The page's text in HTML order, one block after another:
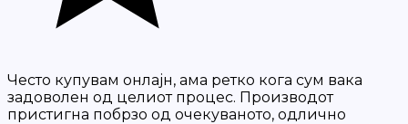
Често купувам онлајн, ама ретко кога сум вака
задоволен од целиот процес. Производот
пристигна побрзо од очекуваното, одлично